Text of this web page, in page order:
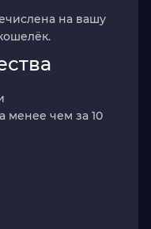
на вашу
менее чем за 10